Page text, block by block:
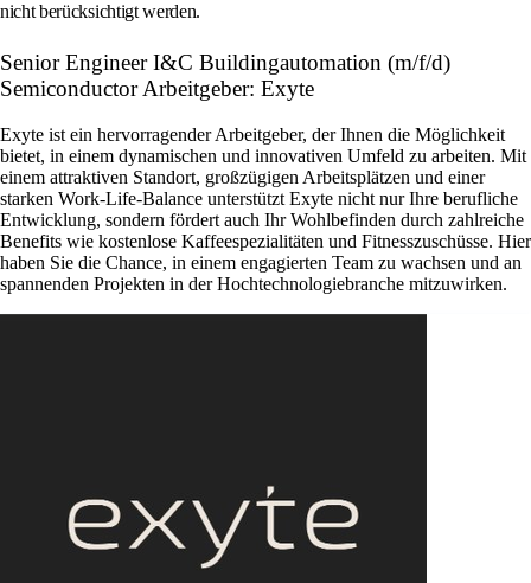
nicht berücksichtigt werden.
Senior Engineer I&C Buildingautomation (m/f/d)
Semiconductor Arbeitgeber: Exyte
Exyte ist ein hervorragender Arbeitgeber, der Ihnen die Möglichkeit
bietet, in einem dynamischen und innovativen Umfeld zu arbeiten. Mit
einem attraktiven Standort, großzügigen Arbeitsplätzen und einer
starken Work-Life-Balance unterstützt Exyte nicht nur Ihre berufliche
Entwicklung, sondern fördert auch Ihr Wohlbefinden durch zahlreiche
Benefits wie kostenlose Kaffeespezialitäten und Fitnesszuschüsse. Hier
haben Sie die Chance, in einem engagierten Team zu wachsen und an
spannenden Projekten in der Hochtechnologiebranche mitzuwirken.